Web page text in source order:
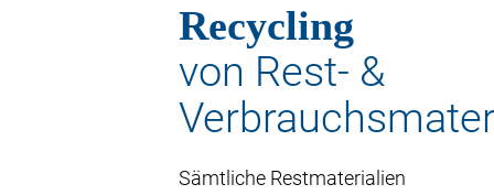
Recycling
von Rest- &
Sämtliche Restmaterialien